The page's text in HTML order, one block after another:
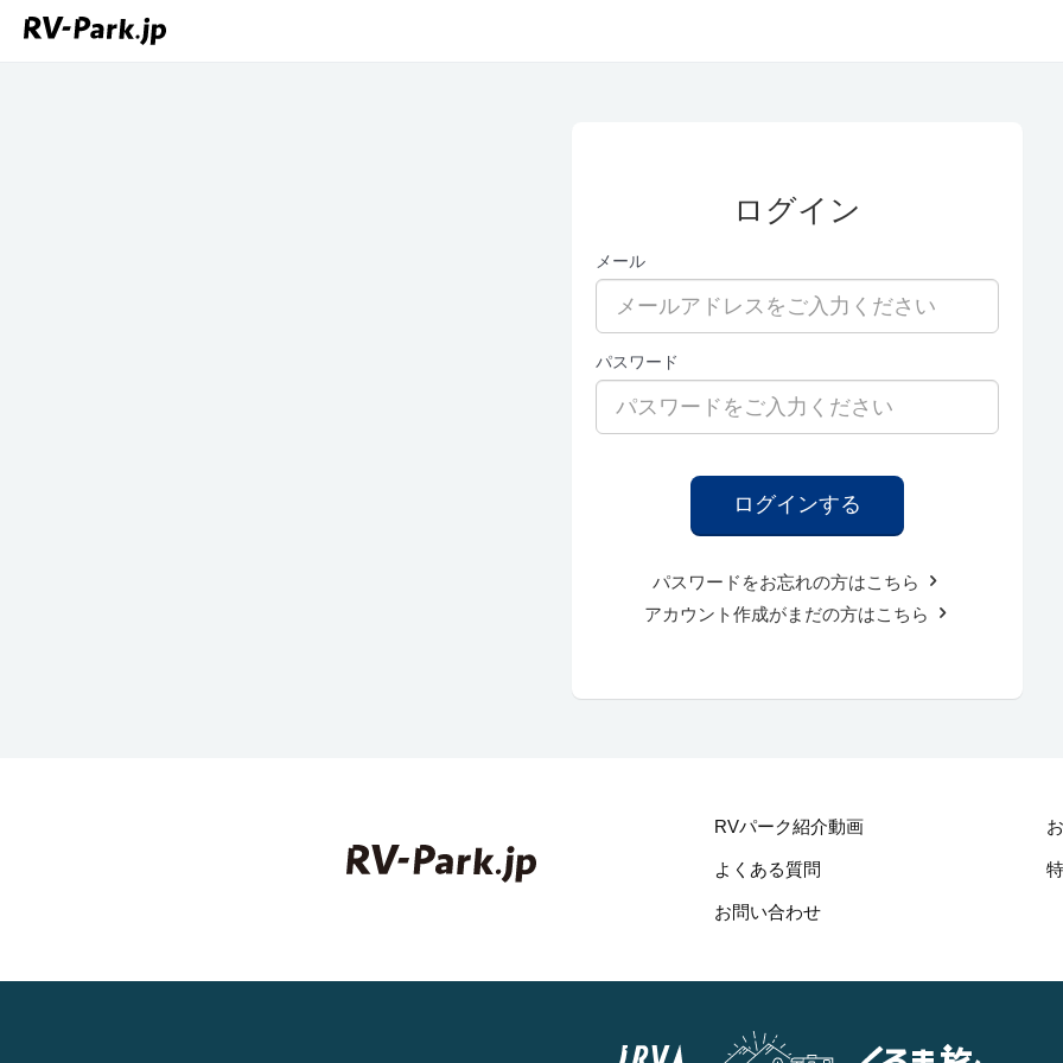
ログイン
メール
パスワード
パスワードをお忘れの方はこちら
アカウント作成がまだの方はこちら
RVパーク紹介動画
よくある質問
お問い合わせ